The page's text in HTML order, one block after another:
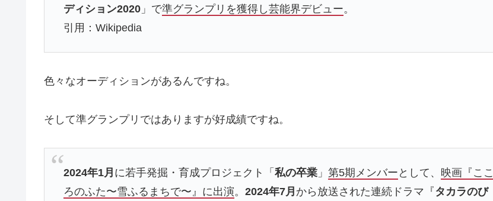
ディション2020 」で準グランプリを獲得し芸能界デビュー。
引用：Wikipedia
色々なオーディションがあるんですね。
そして準グランプリではありますが好成績ですね。
2024年1月 に若手発掘・育成プロジェクト「私の卒業 」第5期メンバー として、 映画『ここ
ろのふた〜雪ふるまちで〜』に出演。2024年7月 から放送された連続ドラマ『 タカラのび